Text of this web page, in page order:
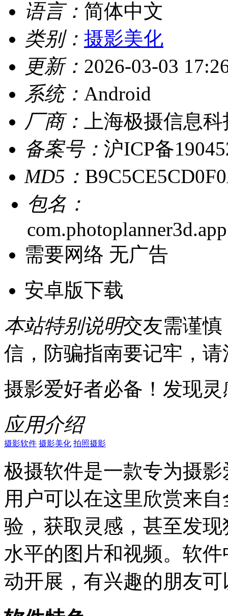
语言： 简体中文
类别： 摄影美化
更新： 2026-03-03
系统： Android
厂商：
上海极摄信息
备案号： 沪ICP备
MD5：
包名：
需要网络 无广告
安卓版下载
本站特别说明交友需谨
信，防骗指南要记牢，
摄影爱好者必备！发现
应用介绍
摄影软件 摄影美化 拍照摄影
极摄软件是一款专为摄
用户可以在这里欣赏来
验，获取灵感，甚至发
水平的图片和视频。软
动开展，有兴趣的朋友